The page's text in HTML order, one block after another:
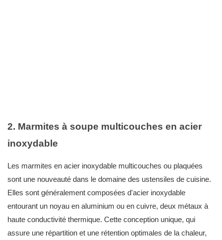
2. Marmites à soupe multicouches en acier
inoxydable
Les marmites en acier inoxydable multicouches ou plaquées
sont une nouveauté dans le domaine des ustensiles de cuisine.
Elles sont généralement composées d'acier inoxydable
entourant un noyau en aluminium ou en cuivre, deux métaux à
haute conductivité thermique. Cette conception unique, qui
assure une répartition et une rétention optimales de la chaleur,